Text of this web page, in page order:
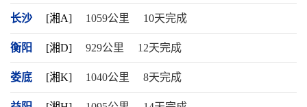
长沙 [湘A] 1059公里 10天完成
衡阳 [湘D] 929公里 12天完成
娄底 [湘K] 1040公里 8天完成